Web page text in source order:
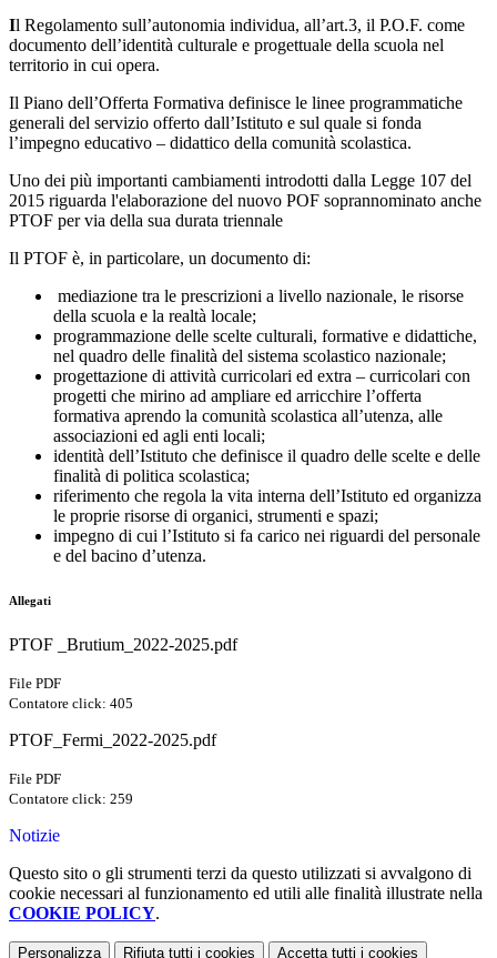
Il Regolamento sull’autonomia individua, all’art.3, il P.O.F. come
documento dell’identità culturale e progettuale della scuola nel
territorio in cui opera.
Il Piano dell’Offerta Formativa definisce le linee programmatiche
generali del servizio offerto dall’Istituto e sul quale si fonda
l’impegno educativo – didattico della comunità scolastica.
Uno dei più importanti cambiamenti introdotti dalla Legge 107 del
2015 riguarda l'elaborazione del nuovo POF soprannominato anche
PTOF per via della sua durata triennale
Il PTOF è, in particolare, un documento di:
mediazione tra le prescrizioni a livello nazionale, le risorse
della scuola e la realtà locale;
programmazione delle scelte culturali, formative e didattiche,
nel quadro delle finalità del sistema scolastico nazionale;
progettazione di attività curricolari ed extra – curricolari con
progetti che mirino ad ampliare ed arricchire l’offerta
formativa aprendo la comunità scolastica all’utenza, alle
associazioni ed agli enti locali;
identità dell’Istituto che definisce il quadro delle scelte e delle
finalità di politica scolastica;
riferimento che regola la vita interna dell’Istituto ed organizza
le proprie risorse di organici, strumenti e spazi;
impegno di cui l’Istituto si fa carico nei riguardi del personale
e del bacino d’utenza.
Allegati
PTOF _Brutium_2022-2025.pdf
File PDF
Contatore click: 405
PTOF_Fermi_2022-2025.pdf
File PDF
Contatore click: 259
Notizie
Questo sito o gli strumenti terzi da questo utilizzati si avvalgono di
cookie necessari al funzionamento ed utili alle finalità illustrate nella
COOKIE POLICY.
Personalizza Rifiuta tutti i cookies Accetta tutti i cookies